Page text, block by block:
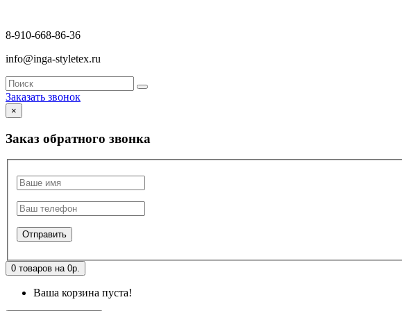
8-910-668-86-36
info@inga-styletex.ru
Заказать звонок
×
Заказ обратного звонка
0 товаров на 0р.
Ваша корзина пуста!